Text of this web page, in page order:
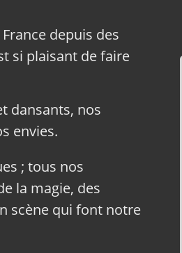
depuis des
si plaisant de faire
dansants, nos
envies.
; tous nos
la magie, des
scène qui font notre